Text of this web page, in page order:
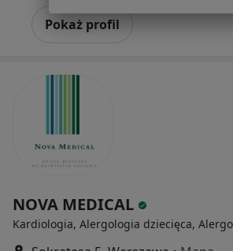
Pokaż profil
NOVA MEDICAL
Kardiologia, Alergologia dziecięca,